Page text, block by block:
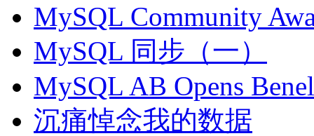
MySQL Community
MySQL 同步（一）
MySQL AB Opens
沉痛悼念我的数据